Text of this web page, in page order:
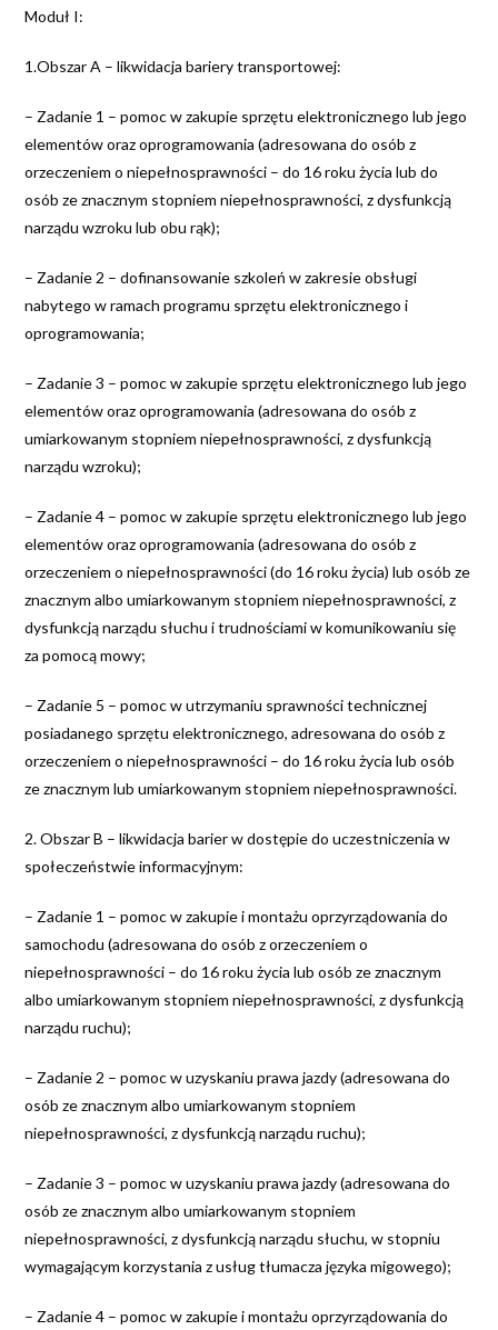
Moduł I:
1.Obszar A – likwidacja bariery transportowej:
– Zadanie 1 – pomoc w zakupie sprzętu elektronicznego lub jego
elementów oraz oprogramowania (adresowana do osób z
orzeczeniem o niepełnosprawności – do 16 roku życia lub do
osób ze znacznym stopniem niepełnosprawności, z dysfunkcją
narządu wzroku lub obu rąk);
– Zadanie 2 – dofinansowanie szkoleń w zakresie obsługi
nabytego w ramach programu sprzętu elektronicznego i
oprogramowania;
– Zadanie 3 – pomoc w zakupie sprzętu elektronicznego lub jego
elementów oraz oprogramowania (adresowana do osób z
umiarkowanym stopniem niepełnosprawności, z dysfunkcją
narządu wzroku);
– Zadanie 4 – pomoc w zakupie sprzętu elektronicznego lub jego
elementów oraz oprogramowania (adresowana do osób z
orzeczeniem o niepełnosprawności (do 16 roku życia) lub osób ze
znacznym albo umiarkowanym stopniem niepełnosprawności, z
dysfunkcją narządu słuchu i trudnościami w komunikowaniu się
za pomocą mowy;
– Zadanie 5 – pomoc w utrzymaniu sprawności technicznej
posiadanego sprzętu elektronicznego, adresowana do osób z
orzeczeniem o niepełnosprawności – do 16 roku życia lub osób
ze znacznym lub umiarkowanym stopniem niepełnosprawności.
2. Obszar B – likwidacja barier w dostępie do uczestniczenia w
społeczeństwie informacyjnym:
– Zadanie 1 – pomoc w zakupie i montażu oprzyrządowania do
samochodu (adresowana do osób z orzeczeniem o
niepełnosprawności – do 16 roku życia lub osób ze znacznym
albo umiarkowanym stopniem niepełnosprawności, z dysfunkcją
narządu ruchu);
– Zadanie 2 – pomoc w uzyskaniu prawa jazdy (adresowana do
osób ze znacznym albo umiarkowanym stopniem
niepełnosprawności, z dysfunkcją narządu ruchu);
– Zadanie 3 – pomoc w uzyskaniu prawa jazdy (adresowana do
osób ze znacznym albo umiarkowanym stopniem
niepełnosprawności, z dysfunkcją narządu słuchu, w stopniu
wymagającym korzystania z usług tłumacza języka migowego);
– Zadanie 4 – pomoc w zakupie i montażu oprzyrządowania do